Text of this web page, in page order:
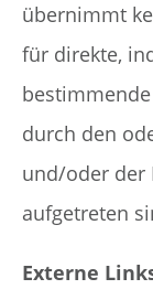
übernimmt
für direkte,
durch den
und/oder der
aufgetreten
Externe